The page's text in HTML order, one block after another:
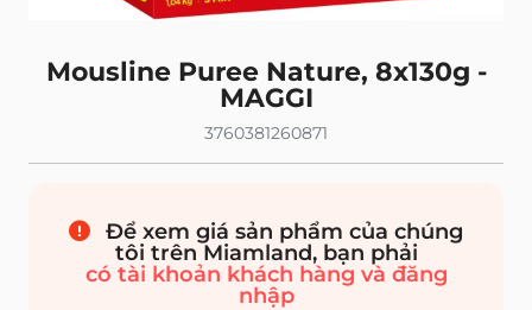
Mousline Puree Nature, 8x130g -
MAGGI
3760381260871
Để xem giá sản phẩm của chúng
tôi trên Miamland, bạn phải
có tài khoản khách hàng và đăng
nhập